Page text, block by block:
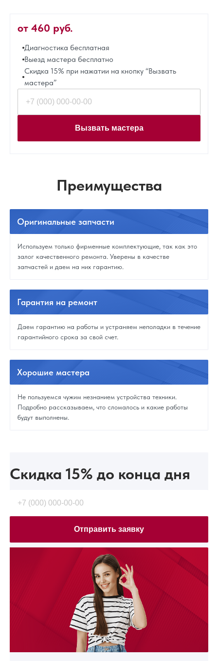
от 460 руб.
Диагностика бесплатная
Выезд мастера бесплатно
Скидка 15% при нажатии на кнопку “Вызвать
мастера”
Вызвать мастера
Преимущества
Оригинальные запчасти
Используем только фирменные комплектующие, так как это
залог качественного ремонта. Уверены в качестве
запчастей и даем на них гарантию.
Гарантия на ремонт
Даем гарантию на работы и устраняем неполадки в течение
гарантийного срока за свой счет.
Хорошие мастера
Не пользуемся чужим незнанием устройства техники.
Подробно рассказываем, что сломалось и какие работы
будут выполнены.
Скидка 15% до конца дня
Отправить заявку